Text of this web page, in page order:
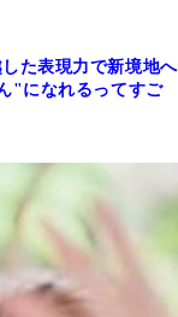
た表現力で新境地へ
"になれるってすご